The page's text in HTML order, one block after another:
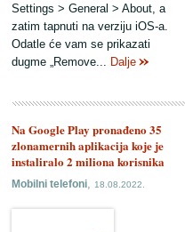
Settings > General > About, a
zatim tapnuti na verziju iOS-a.
Odatle će vam se prikazati
dugme „Remove... Dalje
Na Google Play pronađeno 35
zlonamernih aplikacija koje je
instaliralo 2 miliona korisnika
Mobilni telefoni,18.08.2022.